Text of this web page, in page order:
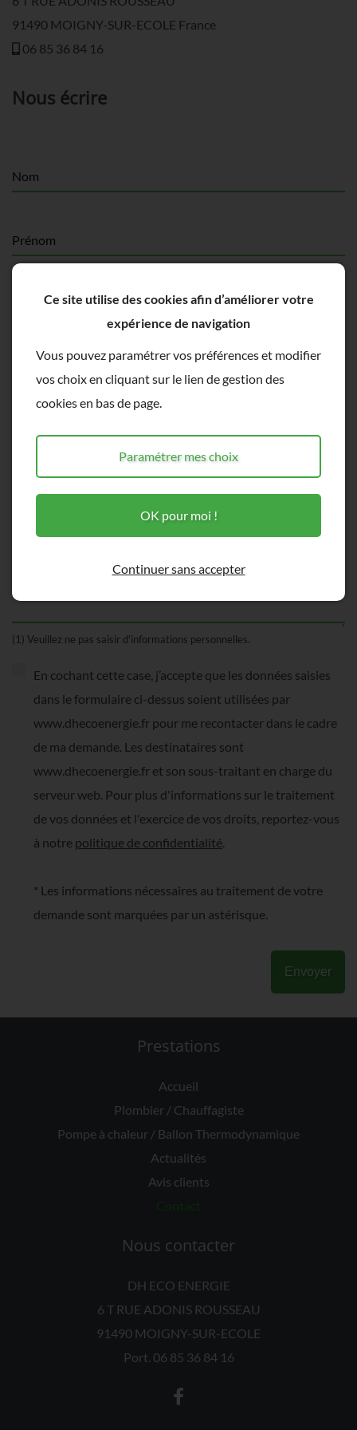
91490 MOIGNY-SUR-ECOLE France
06 85 36 84 16
Nous écrire
Nom
Prénom
E-mail *
Téléphone
Sujet *
Message * (1)
(1) Veuillez ne pas saisir d'informations personnelles.
En cochant cette case, j’accepte que les données saisies
dans le formulaire ci-dessus soient utilisées par
www.dhecoenergie.fr pour me recontacter dans le cadre
de ma demande. Les destinataires sont
www.dhecoenergie.fr et son sous-traitant en charge du
serveur web. Pour plus d'informations sur le traitement
de vos données et l'exercice de vos droits, reportez-vous
à notre politique de confidentialité.
* Les informations nécessaires au traitement de votre
demande sont marquées par un astérisque.
Envoyer
Prestations
Accueil
Plombier / Chauffagiste
Pompe à chaleur / Ballon Thermodynamique
Actualités
Avis clients
Nous contacter
DH ECO ENERGIE
6 T RUE ADONIS ROUSSEAU
91490 MOIGNY-SUR-ECOLE
Port. 06 85 36 84 16
Ce site utilise des cookies afin d’améliorer votre
expérience de navigation
Vous pouvez paramétrer vos préférences et modifier
vos choix en cliquant sur le lien de gestion des
cookies en bas de page.
Paramétrer mes choix
OK pour moi !
Continuer sans accepter